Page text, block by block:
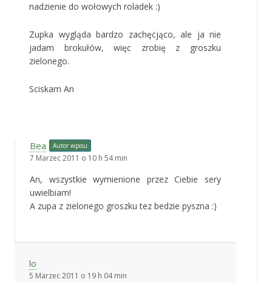
nadzienie do wołowych roladek :)
Zupka wygląda bardzo zachęcjąco, ale ja nie
jadam brokułów, więc zrobię z groszku
zielonego.
Sciskam An
Bea Autor wpisu
7 Marzec 2011 o 10 h 54 min
An, wszystkie wymienione przez Ciebie sery
uwielbiam!
A zupa z zielonego groszku tez bedzie pyszna :)
lo
5 Marzec 2011 o 19 h 04 min